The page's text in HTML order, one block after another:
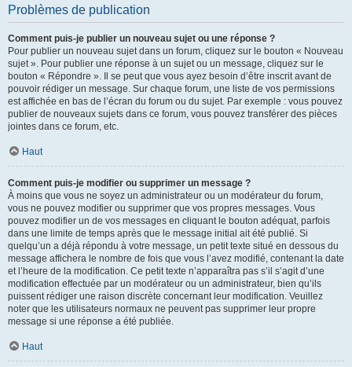
Problèmes de publication
Comment puis-je publier un nouveau sujet ou une réponse ?
Pour publier un nouveau sujet dans un forum, cliquez sur le bouton « Nouveau
sujet ». Pour publier une réponse à un sujet ou un message, cliquez sur le
bouton « Répondre ». Il se peut que vous ayez besoin d’être inscrit avant de
pouvoir rédiger un message. Sur chaque forum, une liste de vos permissions
est affichée en bas de l’écran du forum ou du sujet. Par exemple : vous pouvez
publier de nouveaux sujets dans ce forum, vous pouvez transférer des pièces
jointes dans ce forum, etc.
Haut
Comment puis-je modifier ou supprimer un message ?
À moins que vous ne soyez un administrateur ou un modérateur du forum,
vous ne pouvez modifier ou supprimer que vos propres messages. Vous
pouvez modifier un de vos messages en cliquant le bouton adéquat, parfois
dans une limite de temps après que le message initial ait été publié. Si
quelqu’un a déjà répondu à votre message, un petit texte situé en dessous du
message affichera le nombre de fois que vous l’avez modifié, contenant la date
et l’heure de la modification. Ce petit texte n’apparaîtra pas s’il s’agit d’une
modification effectuée par un modérateur ou un administrateur, bien qu’ils
puissent rédiger une raison discrète concernant leur modification. Veuillez
noter que les utilisateurs normaux ne peuvent pas supprimer leur propre
message si une réponse a été publiée.
Haut